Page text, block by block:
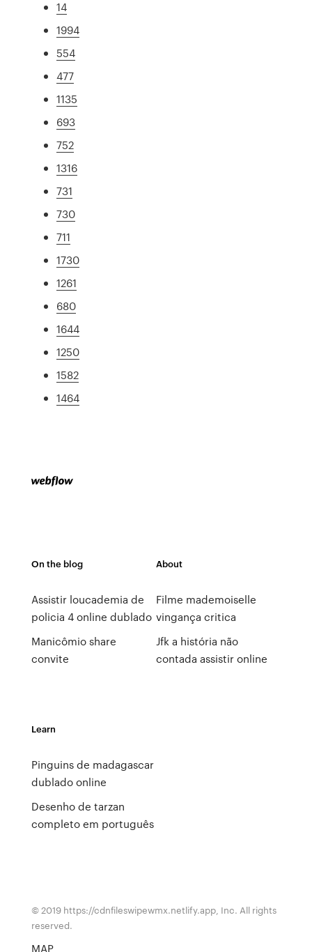
14
1994
554
477
1135
693
752
1316
731
730
711
1730
1261
680
1644
1250
1582
1464
On the blog
Assistir loucademia de
policia 4 online dublado
Manicômio share
convite
About
Filme mademoiselle
vingança critica
Jfk a história não
contada assistir online
Learn
Pinguins de madagascar
dublado online
Desenho de tarzan
completo em português
© 2019 https://cdnfileswipewmx.netlify.app, Inc. All rights
reserved.
MAP